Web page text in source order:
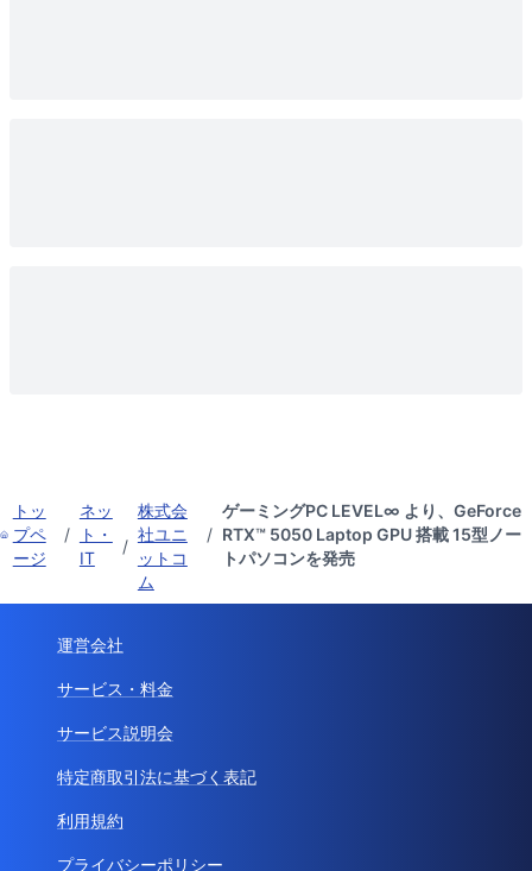
トッ
プペ
ージ
/
ネッ
ト・
IT
/
株式会
社ユニ
ットコ
ム
/
ゲーミングPC LEVEL∞ より、GeForce
RTX™ 5050 Laptop GPU 搭載 15型ノー
トパソコンを発売
運営会社
サービス・料金
サービス説明会
特定商取引法に基づく表記
利用規約
プライバシーポリシー